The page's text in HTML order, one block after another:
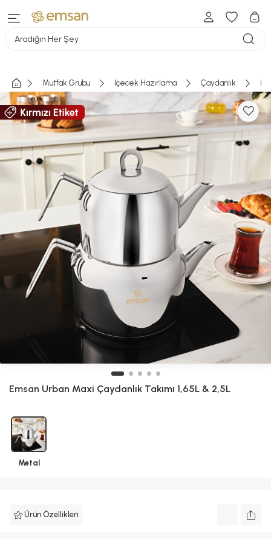
Aradığın Her Şey
Mutfak Grubu İçecek Hazırlama Çaydanlık
Emsan Urban Maxi Çaydanlık Takımı 1,65L & 2,5L
Metal
Ürün Özellikleri